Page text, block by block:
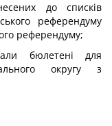
до списків
референдуму
референдуму;
бюлетені для
округу з